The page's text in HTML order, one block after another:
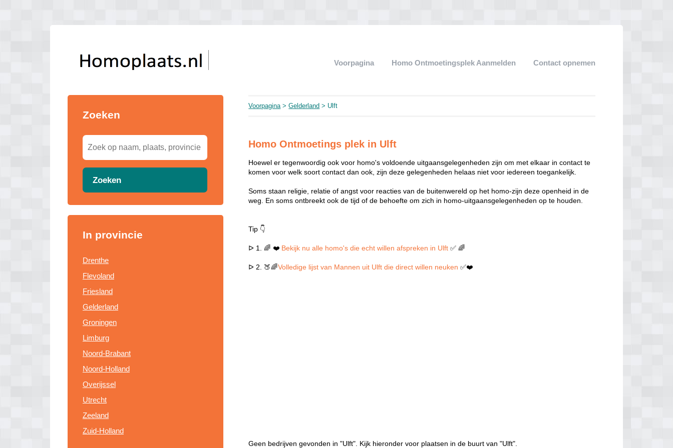
Voorpagina Homo Ontmoetingsplek Aanmelden Contact opnemen
Zoeken
Zoeken
In provincie
Drenthe
Flevoland
Friesland
Gelderland
Groningen
Limburg
Noord-Brabant
Noord-Holland
Overijssel
Utrecht
Zeeland
Zuid-Holland
Voorpagina>Gelderland > Ulft
Homo Ontmoetings plek in Ulft
Hoewel er tegenwoordig ook voor homo's voldoende uitgaansgelegenheden zijn om met elkaar in contact te
komen voor welk soort contact dan ook, zijn deze gelegenheden helaas niet voor iedereen toegankelijk.
Soms staan religie, relatie of angst voor reacties van de buitenwereld op het homo-zijn deze openheid in de
weg. En soms ontbreekt ook de tijd of de behoefte om zich in homo-uitgaansgelegenheden op te houden.
Tip 👇
ᐅ 1. 🌈 ❤️ Bekijk nu alle homo's die echt willen afspreken in Ulft ✅ 🌈
ᐅ 2. 🍑🌈Volledige lijst van Mannen uit Ulft die direct willen neuken✅❤️
Geen bedrijven gevonden in "Ulft". Kijk hieronder voor plaatsen in de buurt van "Ulft".